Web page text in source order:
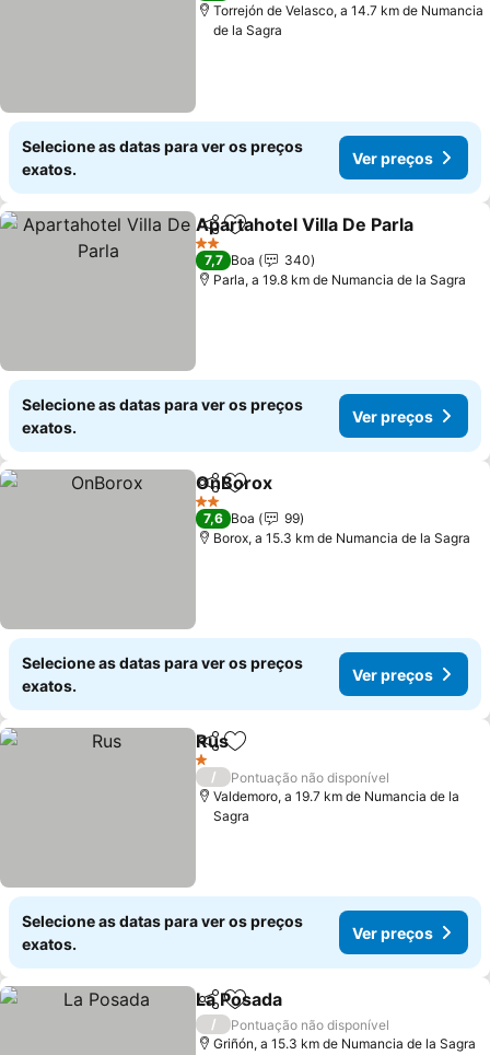
Torrejón de Velasco, a 14.7 km de Numancia
de la Sagra
Selecione as datas para ver os preços
exatos.
Ver preços
PartilharAdicionar aos favoritos
Apartahotel Villa De Parla
2 Estrelas
7,7 Boa
340
Parla, a 19.8 km de Numancia de la Sagra
Selecione as datas para ver os preços
exatos.
Ver preços
PartilharAdicionar aos favoritos
OnBorox
2 Estrelas
7,6 Boa
99
Borox, a 15.3 km de Numancia de la Sagra
Selecione as datas para ver os preços
exatos.
Ver preços
PartilharAdicionar aos favoritos
Rus
1 Estrelas
/
Pontuação não disponível
Valdemoro, a 19.7 km de Numancia de la
Sagra
Selecione as datas para ver os preços
exatos.
Ver preços
PartilharAdicionar aos favoritos
La Posada
/
Pontuação não disponível
Griñón, a 15.3 km de Numancia de la Sagra